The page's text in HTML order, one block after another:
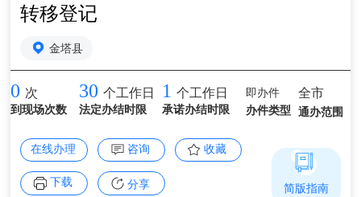
转移登记
金塔县
0 次
到现场次数
30 个工作日
法定办结时限
1 个工作日
承诺办结时限
即办件
办件类型
全市
通办范围
在线办理 咨询 收藏
下载 分享 简版指南